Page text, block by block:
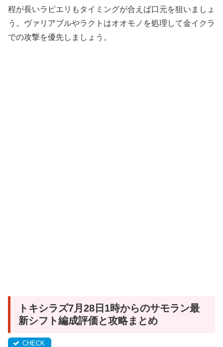
程が長いラピエリもタイミングが合えば口元を狙いましょ
う。ヴァリアブルやラクトはオオモノを処理して金イクラ
での攻撃を優先しましょう。
トキシラズ7月28日1時からのサモラン最
新シフト編成評価と攻略まとめ